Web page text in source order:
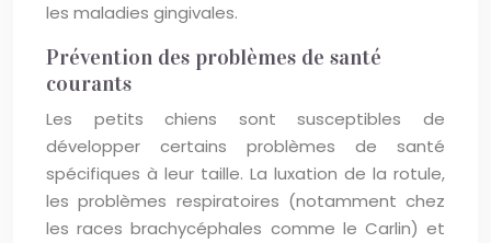
les maladies gingivales.
Prévention des problèmes de santé
courants
Les petits chiens sont susceptibles de
développer certains problèmes de santé
spécifiques à leur taille. La luxation de la rotule,
les problèmes respiratoires (notamment chez
les races brachycéphales comme le Carlin) et